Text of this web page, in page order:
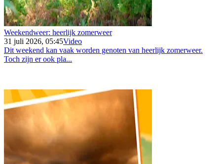
Weekendweer: heerlijk zomerweer
31 juli 2026, 05:45Video
Dit weekend kan vaak worden genoten van heerlijk zomerweer.
Toch zijn er ook pla...